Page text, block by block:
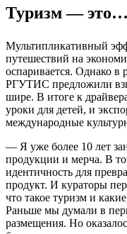
Туризм — это…
Мультипликативный
путешествий на
оспаривается. Однако в
РГУТИС предложили
шире. В итоге к
уроки для детей, и
международные
— Я уже более 10 лет
продукции и мерча. В
идентичность для
продукт. И кураторы
что такое туризм и
Раньше мы думали в
размещения. Но